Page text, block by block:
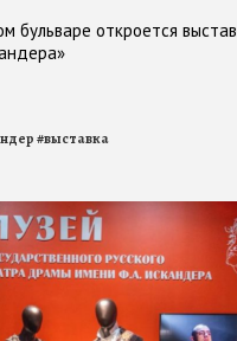
бульваре откроется
#выставка